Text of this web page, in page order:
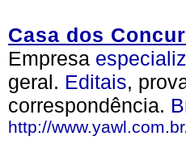
Casa dos
Empresa
geral. Editais,
correspondência.
http://